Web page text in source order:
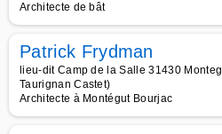
Architecte de bât
Patrick Frydman
lieu-dit Camp de la Salle 31430
Taurignan Castet)
Architecte à Montégut Bourjac